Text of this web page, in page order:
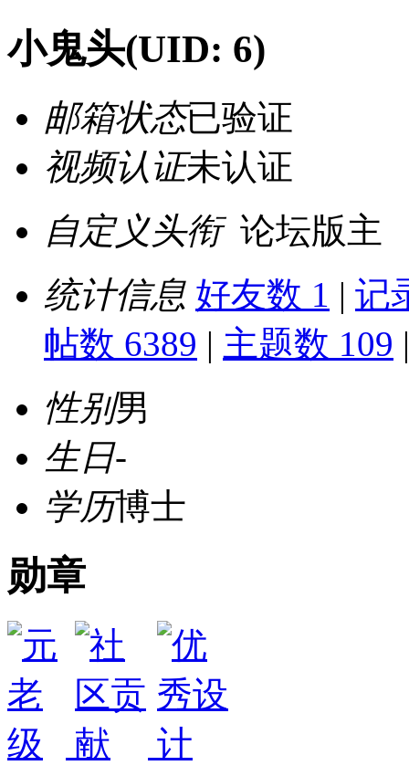
小鬼头(UID: 6)
邮箱状态已验证
视频认证未认证
自定义头衔 论坛版主
统计信息 好友数 1 | 记
帖数 6389 | 主题数 109 |
性别男
生日-
学历博士
勋章